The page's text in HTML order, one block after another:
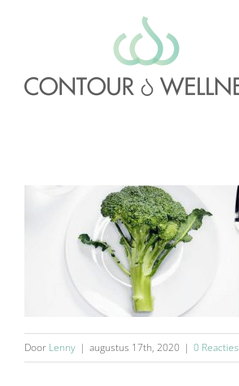
Door Lenny | augustus 17th, 2020 | 0 Reacties